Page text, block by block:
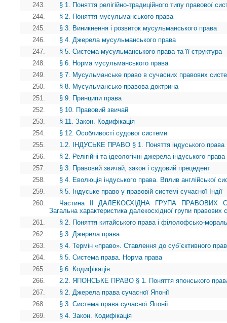
243.
§ 1. Поняття релігійно-традиційного типу правової
244.
§ 2. Поняття мусульманського права
245.
§ 3. Виникнення і розвиток мусульманського права
246.
§ 4. Джерела мусульманського права
247.
§ 5. Система мусульманського права та її структура
248.
§ 6. Норма мусульманського права
249.
§ 7. Мусульманське право в сучасних правових
250.
§ 8. Мусульмансько-правова доктрина
251.
§ 9. Принципи права
252.
§ 10. Правовий звичай
253.
§ 11. Закон. Кодифікація
254.
§ 12. Особливості судової системи
255.
1.2. ІНДУСЬКЕ ПРАВО § 1. Поняття індуського права
256.
§ 2. Релігійні та ідеологічні джерела індуського права
257.
§ 3. Правовий звичай, закон і судовий прецедент
258.
§ 4. Еволюція індуського права. Вплив англійської
259.
§ 5. Індуське право у правовій системі сучасної Індії
260.
Частина II ДАЛЕКОСХІДНА ГРУПА
Загальна характеристика далекосхідної групи правових
261.
§ 2. Поняття китайського права і філолофсько-
262.
§ 3. Джерела права
263.
§ 4. Термін «право». Ставлення до суб`єктивного
264.
§ 5. Система права. Норма права
265.
§ 6. Кодифікація
266.
2.2. ЯПОНСЬКЕ ПРАВО § 1. Поняття японського права
267.
§ 2. Джерела права сучасної Японії
268.
§ 3. Система права сучасної Японії
269.
§ 4. Закон. Кодифікація